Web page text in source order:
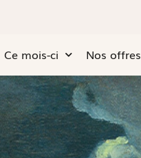
Ce mois-ci Nos offres